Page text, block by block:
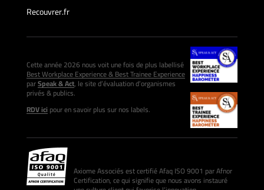
Recouvrer.fr
Cette année 2026 nous voit une fois de plus labellisé
Best Workplace Experience & Best Trainee Experience
parSpeak & Act, le site d’évaluation d’organismes
privés & publics.
RDV icipour en savoir plus sur nos labels.
Axiome Associés est certifié Afaq ISO 9001 par Afnor
Certification, ce qui signifie que nous avons instauré